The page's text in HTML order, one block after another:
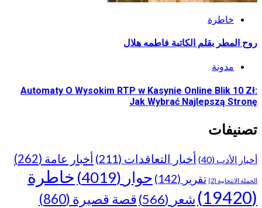
خاطرة
روح المطر بقلم الكاتبة فاطمه هلال
مدونة
Automaty O Wysokim RTP w Kasynie Online Blik 10 Zł:
Jak Wybrać Najlepszą Stronę
تصنيفات
أخبار الأدب (40) أخبار التعاقدات (211) أخبار عامة (262)
الحملة الانتخابية (2) تقرير (142) حوار (4019)
خاطرة
(19420)
شعر (566) قصة قصيرة (860)